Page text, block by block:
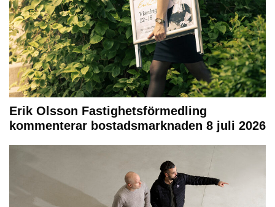
Erik Olsson Fastighetsförmedling
kommenterar bostadsmarknaden 8 juli 2026